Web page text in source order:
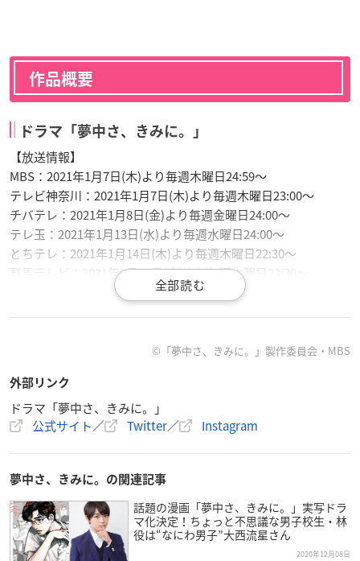
作品概要
ドラマ「夢中さ、きみに。」
【放送情報】
MBS：2021年1月7日(木)より毎週木曜日24:59～
テレビ神奈川：2021年1月7日(木)より毎週木曜日23:00～
チバテレ：2021年1月8日(金)より毎週金曜日24:00～
テレ玉：2021年1月13日(水)より毎週水曜日24:00～
とちテレ：2021年1月14日(木)より毎週木曜日22:30～
群馬テレビ：2021年1月14日(木)より毎週木曜日23:30～
【スタッフ】
原作：和山やま
チーフプロデューサー：丸山博雄
プロデューサー：尹楊会、松本桂子、塩村香里
制作：TBSスパークル
製作：「夢中さ、きみに。」製作委員会・MBS
©「夢中さ、きみに。」製作委員会・MBS
外部リンク
ドラマ「夢中さ、きみに。」
公式サイト／ Twitter／ Instagram
夢中さ、きみに。の関連記事
話題の漫画「夢中さ、きみに。」実写ドラ
マ化決定！ちょっと不思議な男子校生・林
役は“なにわ男子”大西流星さん
2020年12月08日